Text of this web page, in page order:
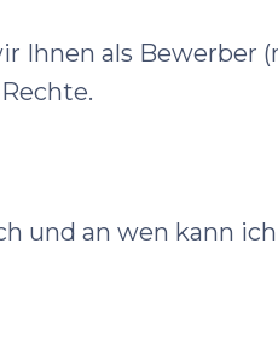
Ihnen als Bewerber
und an wen kann